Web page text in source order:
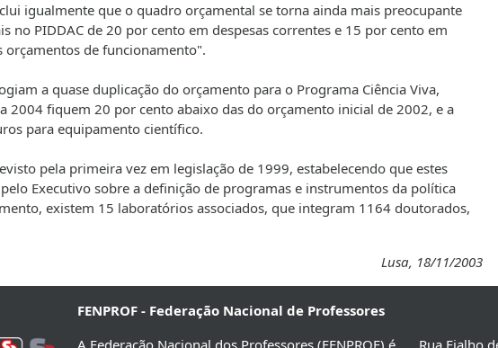
igualmente que o quadro orçamental se torna ainda mais preocupante
no PIDDAC de 20 por cento em despesas correntes e 15 por cento em
orçamentos de funcionamento".
a quase duplicação do orçamento para o Programa Ciência Viva,
2004 fiquem 20 por cento abaixo das do orçamento inicial de 2002, e a
para equipamento científico.
pela primeira vez em legislação de 1999, estabelecendo que estes
Executivo sobre a definição de programas e instrumentos da política
existem 15 laboratórios associados, que integram 1164 doutorados,
Lusa, 18/11/2003
FENPROF - Federação Nacional de Professores